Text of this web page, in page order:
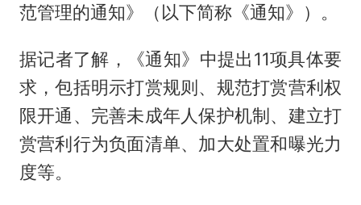
范管理的通知》（以下简称《通知》）。
据记者了解，《通知》中提出11项具体要
求，包括明示打赏规则、规范打赏营利权
限开通、完善未成年人保护机制、建立打
赏营利行为负面清单、加大处置和曝光力
度等。